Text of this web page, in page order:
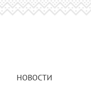
НОВОСТИ